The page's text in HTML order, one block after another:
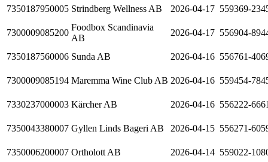
7350187950005 Strindberg Wellness AB 2026-04-17 559369-
7300009085200
Foodbox Scandinavia
AB
2026-04-17 556904-
7350187560006 Sunda AB 2026-04-16 556761-
7300009085194 Maremma Wine Club AB 2026-04-16 559454-
7330237000003 Kärcher AB 2026-04-16 556222-
7350043380007 Gyllen Linds Bageri AB 2026-04-15 556271-
7350006200007 Ortholott AB 2026-04-14 559022-